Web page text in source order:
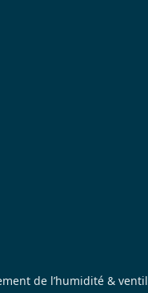
de l’humidité &